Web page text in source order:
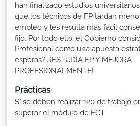
han finalizado estudios
que los técnicos de FP tardan
empleo y les resulta más fácil
fijo. Por todo ello, el Gobierno
Profesional como una apuesta
esperas?...¡ESTUDIA FP Y MEJORA
PROFESIONALMENTE!
Prácticas
Sí se deben realizar 120 de trabajo
superar el módulo de FCT